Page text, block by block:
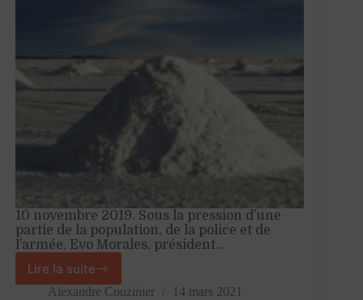
10 novembre 2019. Sous la pression d’une
partie de la population, de la police et de
l’armée, Evo Morales, président…
Lire la suite
Lithium
:
Alexandre Couzinier 14 mars 2021